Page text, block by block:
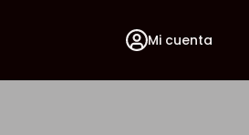
Mi cuenta